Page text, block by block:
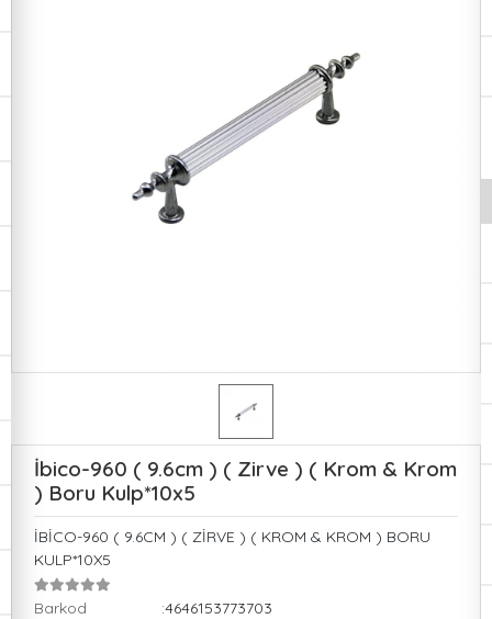
İbico-960 ( 9.6cm ) ( Zirve ) ( Krom & Krom
) Boru Kulp*10x5
İBİCO-960 ( 9.6CM ) ( ZİRVE ) ( KROM & KROM ) BORU
KULP*10X5
Barkod
:4646153773703